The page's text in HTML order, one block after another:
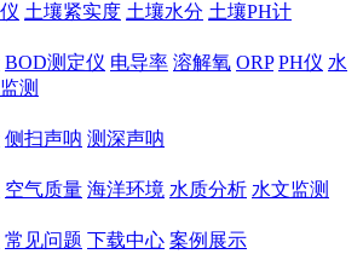
土壤紧实度 土壤水分 土壤PH计
BOD测定仪 电导率 溶解氧 ORP PH仪 水
测
侧扫声呐 测深声呐
空气质量 海洋环境 水质分析 水文监测
常见问题 下载中心 案例展示